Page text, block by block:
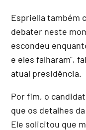
Espriella também
debater neste
escondeu
e eles falharam",
atual presidência.
Por fim, o
que os detalhes
Ele solicitou que